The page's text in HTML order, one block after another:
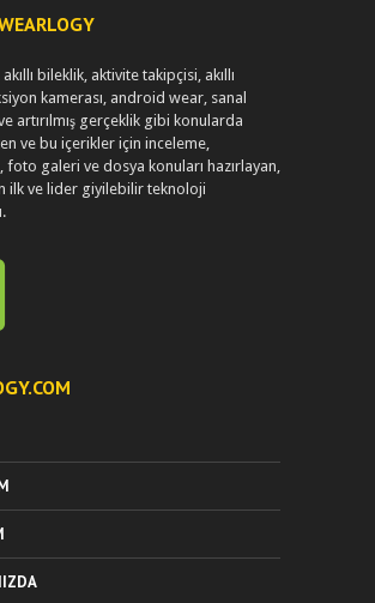
akıllı bileklik, aktivite takipçisi, akıllı
kamerası, android wear, sanal
artırılmış gerçeklik gibi konularda
ve bu içerikler için inceleme,
foto galeri ve dosya konuları hazırlayan,
ilk ve lider giyilebilir teknoloji